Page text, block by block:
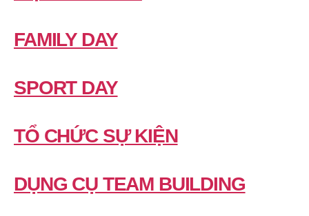
FAMILY DAY
SPORT DAY
TỔ CHỨC SỰ KIỆN
DỤNG CỤ TEAM BUILDING